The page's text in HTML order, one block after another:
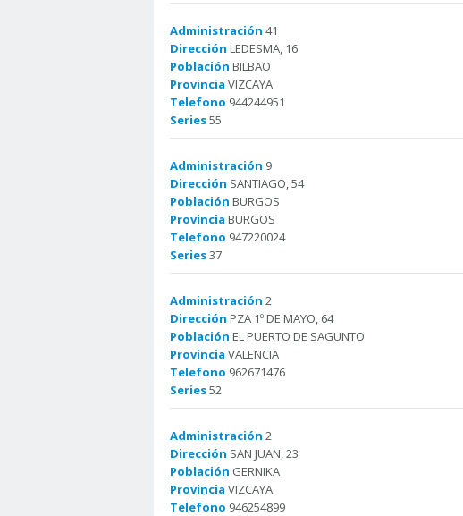
Administración 41
Dirección LEDESMA, 16
Población BILBAO
Provincia VIZCAYA
Telefono 944244951
Series55
Administración 9
Dirección SANTIAGO, 54
Población BURGOS
Provincia BURGOS
Telefono 947220024
Series37
Administración 2
Dirección PZA 1º DE MAYO, 64
Población EL PUERTO DE SAGUNTO
Provincia VALENCIA
Telefono 962671476
Series52
Administración 2
Dirección SAN JUAN, 23
Población GERNIKA
Provincia VIZCAYA
Telefono 946254899